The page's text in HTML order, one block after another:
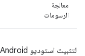
معالجة
الرسومات
لتثبيت استوديو Android على جهاز Mac، اتّبِع الخطوات التالية: